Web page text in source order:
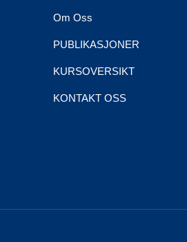
Om Oss
PUBLIKASJONER
KURSOVERSIKT
KONTAKT OSS